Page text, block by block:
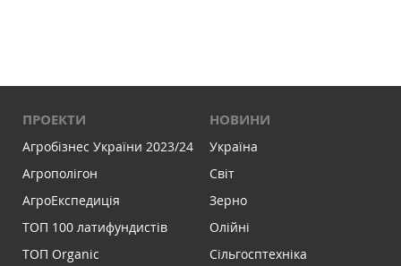
ПРОЕКТИ
Агробізнес України 2023/24
Агрополігон
АгроЕкспедиція
ТОП 100 латифундистів
ТОП Organic
НОВИНИ
Україна
Світ
Зерно
Олійні
Сільгосптехніка